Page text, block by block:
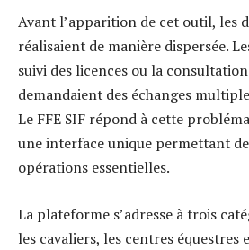
Avant l’apparition de cet outil, les
réalisaient de manière dispersée.
suivi des licences ou la
demandaient des échanges
Le FFE SIF répond à cette
une interface unique permettant
opérations essentielles.
La plateforme s’adresse à trois
les cavaliers, les centres équestres